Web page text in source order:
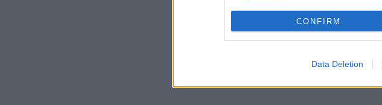
CONFIRM
Data Deletion